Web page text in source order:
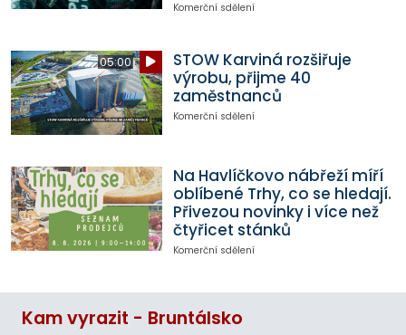
Komerční sdělení
05:00
STOW Karviná rozšiřuje
výrobu, přijme 40
zaměstnanců
Komerční sdělení
Na Havlíčkovo nábřeží míří
oblíbené Trhy, co se hledají.
Přivezou novinky i více než
čtyřicet stánků
Komerční sdělení
Kam vyrazit - Bruntálsko